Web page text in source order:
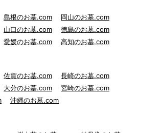
島根のお墓.com
岡山のお墓.com
山口のお墓.com
徳島のお墓.com
愛媛のお墓.com 高知のお墓.com
佐賀のお墓.com
長崎のお墓.com
大分のお墓.com
宮崎のお墓.com
沖縄のお墓.com